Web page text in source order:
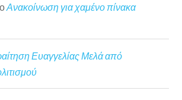
Ανακοίνωση για χαμένο πίνακα
Ευαγγελίας Μελά από